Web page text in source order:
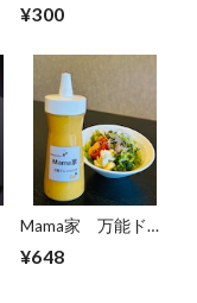
り）
¥300
Mama家 万能ドレ
¥648